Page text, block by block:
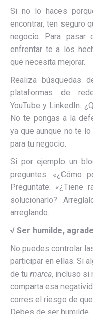
Si no lo haces
encontrar, ten seguro
negocio. Para pasar
enfrentar te a los
que necesita mejorar.
Realiza búsquedas
plataformas de
YouTube y LinkedIn.
No te pongas a la
ya que aunque no te
para tu negocio.
Si por ejemplo un
preguntes: «¿Cómo
Preguntate: «¿Tiene
solucionarlo?
arreglando.
√ Ser humilde,
No puedes controlar
participar en ellas. Si
de tu marca, incluso si
comparta esa
corres el riesgo de